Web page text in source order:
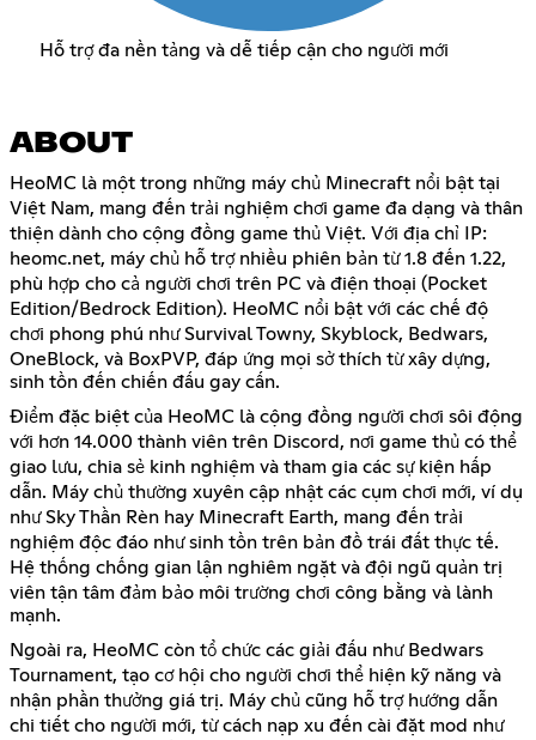
Hỗ trợ đa nền tảng và dễ tiếp cận cho người mới
ABOUT
HeoMC là một trong những máy chủ Minecraft nổi bật tại
Việt Nam, mang đến trải nghiệm chơi game đa dạng và thân
thiện dành cho cộng đồng game thủ Việt. Với địa chỉ IP:
heomc.net, máy chủ hỗ trợ nhiều phiên bản từ 1.8 đến 1.22,
phù hợp cho cả người chơi trên PC và điện thoại (Pocket
Edition/Bedrock Edition). HeoMC nổi bật với các chế độ
chơi phong phú như Survival Towny, Skyblock, Bedwars,
OneBlock, và BoxPVP, đáp ứng mọi sở thích từ xây dựng,
sinh tồn đến chiến đấu gay cấn.
Điểm đặc biệt của HeoMC là cộng đồng người chơi sôi động
với hơn 14.000 thành viên trên Discord, nơi game thủ có thể
giao lưu, chia sẻ kinh nghiệm và tham gia các sự kiện hấp
dẫn. Máy chủ thường xuyên cập nhật các cụm chơi mới, ví dụ
như Sky Thần Rèn hay Minecraft Earth, mang đến trải
nghiệm độc đáo như sinh tồn trên bản đồ trái đất thực tế.
Hệ thống chống gian lận nghiêm ngặt và đội ngũ quản trị
viên tận tâm đảm bảo môi trường chơi công bằng và lành
mạnh.
Ngoài ra, HeoMC còn tổ chức các giải đấu như Bedwars
Tournament, tạo cơ hội cho người chơi thể hiện kỹ năng và
nhận phần thưởng giá trị. Máy chủ cũng hỗ trợ hướng dẫn
chi tiết cho người mới, từ cách nạp xu đến cài đặt mod như